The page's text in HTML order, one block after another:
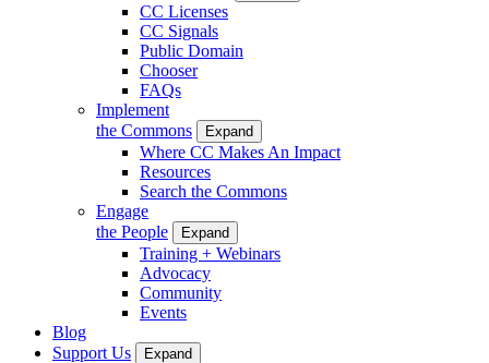
CC Licenses
CC Signals
Public Domain
Chooser
FAQs
Implement
the Commons
Expand
Where CC Makes An Impact
Resources
Search the Commons
Engage
the People
Expand
Training + Webinars
Advocacy
Community
Events
Blog
Support Us
Expand